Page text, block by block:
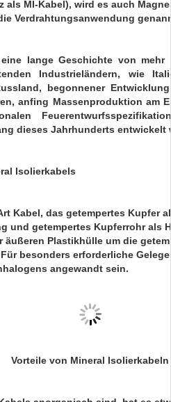
als MI-Kabel), wird es auch
Verdrahtungsanwendung
lange Geschichte von
Industrieländern, wie
begonnener
anfing Massenproduktion am
dieses Jahrhunderts entwickelt
Isolierkabels
Kabel, das getempertes Kupfer
und getempertes Kupferrohr als
äußeren Plastikhülle um die
besonders erforderliche
angewandt sein.
Vorteile von Mineral Isolierkabeln